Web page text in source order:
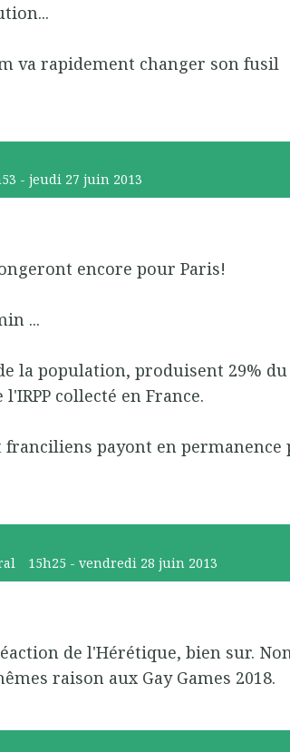
va rapidement changer son fusil
-jeudi 27 juin 2013
encore pour Paris!
...
la population, produisent 29% du
collecté en France.
franciliens payont en permanence
15h25 -vendredi 28 juin 2013
de l'Hérétique, bien sur.
raison aux Gay Games 2018.